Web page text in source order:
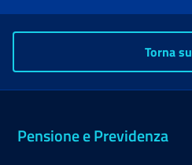
Torna su
Pensione e Previdenza